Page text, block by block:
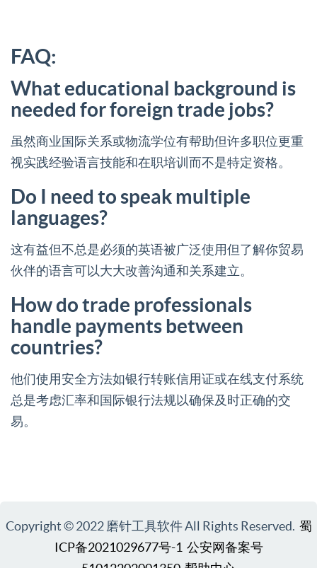
FAQ:
What educational background is
needed for foreign trade jobs?
虽然商业国际关系或物流学位有帮助但许多职位更重
视实践经验语言技能和在职培训而不是特定资格。
Do I need to speak multiple
languages?
这有益但不总是必须的英语被广泛使用但了解你贸易
伙伴的语言可以大大改善沟通和关系建立。
How do trade professionals
handle payments between
countries?
他们使用安全方法如银行转账信用证或在线支付系统
总是考虑汇率和国际银行法规以确保及时正确的交
易。
Copyright © 2022 磨针工具软件 All Rights Reserved. 蜀
ICP备2021029677号-1 公安网备案号